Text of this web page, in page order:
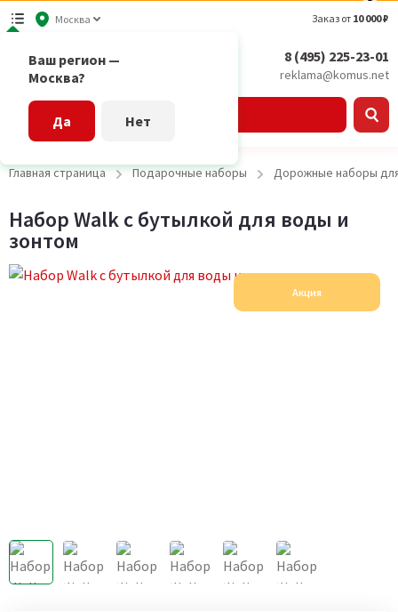
Москва
Ваш регион —
Москва?
Да Нет
Заказ от 10 000 ₽
8 (495) 225-23-01
reklama@komus.net
Главная страница Подарочные наборы Дорожные наборы
Набор Walk с бутылкой для воды и
зонтом
Акция